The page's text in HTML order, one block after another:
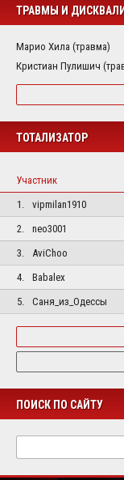
ТРАВМЫ И
Марио Хила (травма)
Кристиан Пулишич
ТОТАЛИЗАТОР
Участник
1.
vipmilan1910
2.
neo3001
3.
AviChoo
4.
Babalex
5.
Саня_из_Одессы
ПОИСК ПО САЙТУ